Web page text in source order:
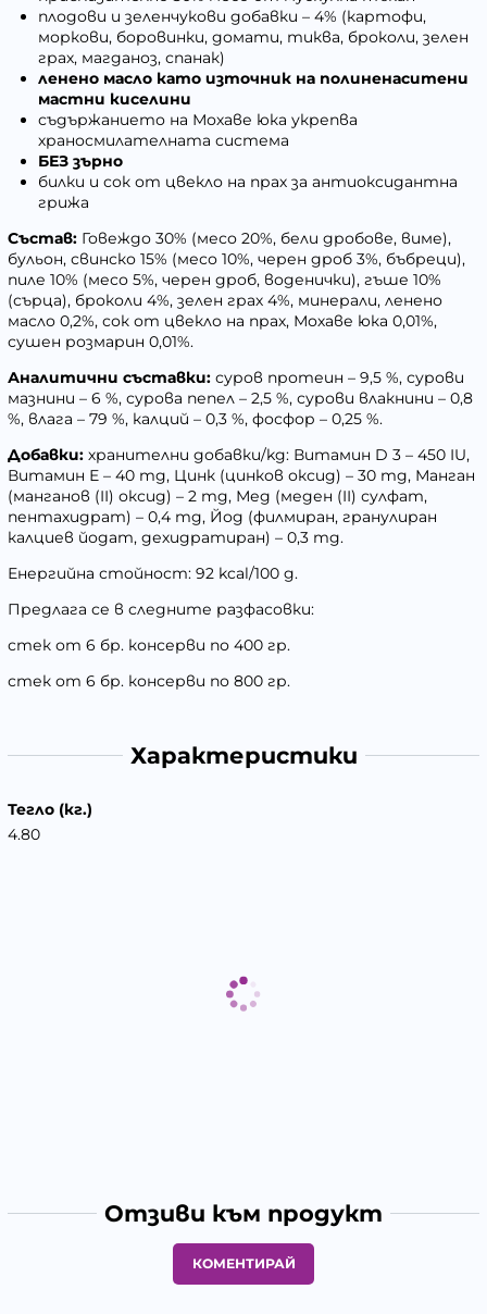
плодови и зеленчукови добавки – 4% (картофи,
моркови, боровинки, домати, тиква, броколи, зелен
грах, магданоз, спанак)
ленено масло като източник на полиненаситени
мастни киселини
съдържанието на Мохаве юка укрепва
храносмилателната система
БЕЗ зърно
билки и сок от цвекло на прах за антиоксидантна
грижа
Състав: Говеждо 30% (месо 20%, бели дробове, виме),
бульон, свинско 15% (месо 10%, черен дроб 3%, бъбреци),
пиле 10% (месо 5%, черен дроб, воденички), гъше 10%
(сърца), броколи 4%, зелен грах 4%, минерали, ленено
масло 0,2%, сок от цвекло на прах, Мохаве юка 0,01%,
сушен розмарин 0,01%.
Аналитични съставки: суров протеин – 9,5 %, сурови
мазнини – 6 %, сурова пепел – 2,5 %, сурови влакнини – 0,8
%, влага – 79 %, калций – 0,3 %, фосфор – 0,25 %.
Добавки: хранителни добавки/kg: Витамин D 3 – 450 IU,
Витамин Е – 40 mg, Цинк (цинков оксид) – 30 mg, Манган
(манганов (II) оксид) – 2 mg, Мед (меден (II) сулфат,
пентахидрат) – 0,4 mg, Йод (филмиран, гранулиран
калциев йодат, дехидратиран) – 0,3 mg.
Енергийна стойност: 92 kcal/100 g.
Предлага се в следните разфасовки:
стек от 6 бр. консерви по 400 гр.
стек от 6 бр. консерви по 800 гр.
Характеристики
Тегло (кг.)
4.80
Отзиви към продукт
КОМЕНТИРАЙ